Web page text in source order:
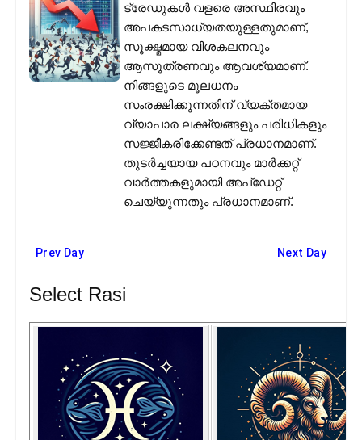
ട്രേഡുകൾ വളരെ അസ്ഥിരവും
അപകടസാധ്യതയുള്ളതുമാണ്,
സൂക്ഷ്മമായ വിശകലനവും
ആസൂത്രണവും ആവശ്യമാണ്.
നിങ്ങളുടെ മൂലധനം
സംരക്ഷിക്കുന്നതിന് വ്യക്തമായ
വ്യാപാര ലക്ഷ്യങ്ങളും പരിധികളും
സജ്ജീകരിക്കേണ്ടത് പ്രധാനമാണ്.
തുടർച്ചയായ പഠനവും മാർക്കറ്റ്
വാർത്തകളുമായി അപ്ഡേറ്റ്
ചെയ്യുന്നതും പ്രധാനമാണ്.
Prev Day Next Day
Select Rasi